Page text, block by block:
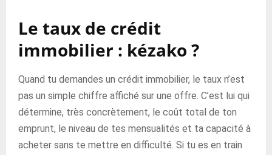
Le taux de crédit
immobilier : kézako ?
Quand tu demandes un crédit immobilier, le taux n’est
pas un simple chiffre affiché sur une offre. C’est lui qui
détermine, très concrètement, le coût total de ton
emprunt, le niveau de tes mensualités et ta capacité à
acheter sans te mettre en difficulté. Si tu es en train